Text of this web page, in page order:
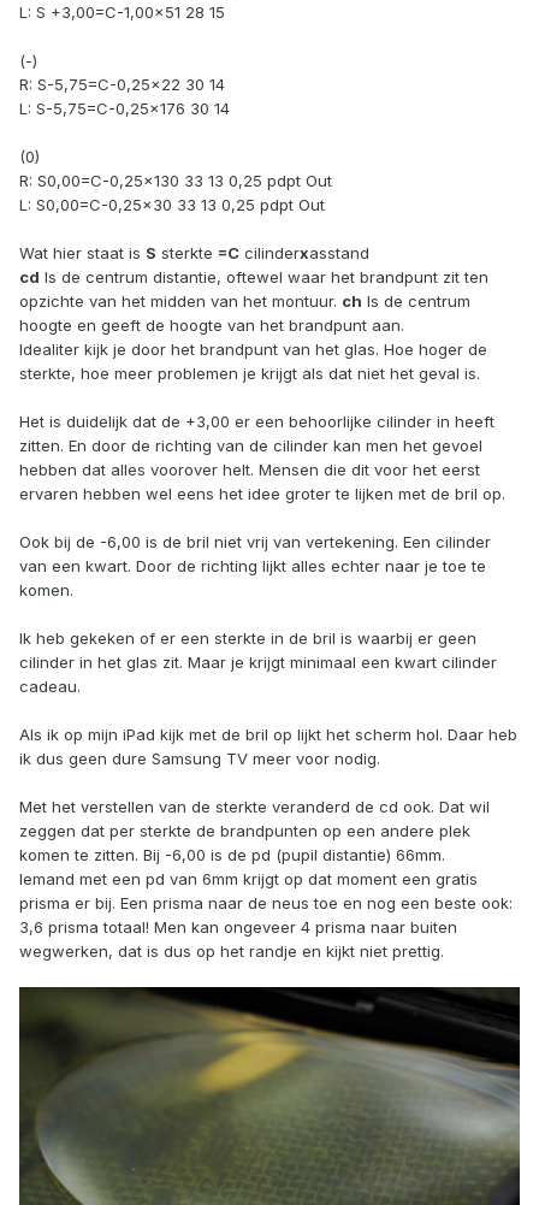
L: S +3,00=C-1,00x51 28 15
(-)
R: S-5,75=C-0,25x22 30 14
L: S-5,75=C-0,25x176 30 14
(0)
R: S0,00=C-0,25x130 33 13 0,25 pdpt Out
L: S0,00=C-0,25x30 33 13 0,25 pdpt Out
Wat hier staat is S sterkte =C cilinderxasstand
cd Is de centrum distantie, oftewel waar het brandpunt zit ten
opzichte van het midden van het montuur. ch Is de centrum
hoogte en geeft de hoogte van het brandpunt aan.
Idealiter kijk je door het brandpunt van het glas. Hoe hoger de
sterkte, hoe meer problemen je krijgt als dat niet het geval is.
Het is duidelijk dat de +3,00 er een behoorlijke cilinder in heeft
zitten. En door de richting van de cilinder kan men het gevoel
hebben dat alles voorover helt. Mensen die dit voor het eerst
ervaren hebben wel eens het idee groter te lijken met de bril op.
Ook bij de -6,00 is de bril niet vrij van vertekening. Een cilinder
van een kwart. Door de richting lijkt alles echter naar je toe te
komen.
Ik heb gekeken of er een sterkte in de bril is waarbij er geen
cilinder in het glas zit. Maar je krijgt minimaal een kwart cilinder
cadeau.
Als ik op mijn iPad kijk met de bril op lijkt het scherm hol. Daar heb
ik dus geen dure Samsung TV meer voor nodig.
Met het verstellen van de sterkte veranderd de cd ook. Dat wil
zeggen dat per sterkte de brandpunten op een andere plek
komen te zitten. Bij -6,00 is de pd (pupil distantie) 66mm.
Iemand met een pd van 6mm krijgt op dat moment een gratis
prisma er bij. Een prisma naar de neus toe en nog een beste ook:
3,6 prisma totaal! Men kan ongeveer 4 prisma naar buiten
wegwerken, dat is dus op het randje en kijkt niet prettig.